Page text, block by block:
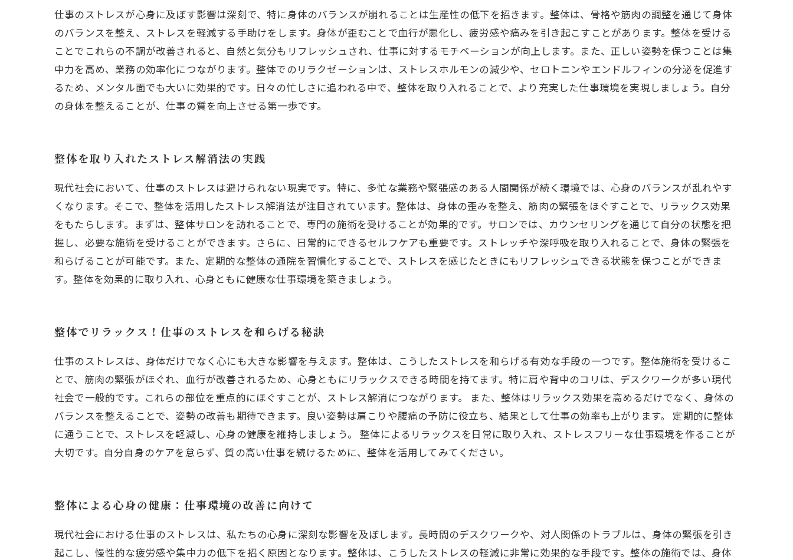
仕事のストレスが心身に及ぼす影響は深刻で、特に身体のバランスが崩れることは生産性の低下を招きます。整体は、骨格や筋肉の調整を通じて身体
のバランスを整え、ストレスを軽減する手助けをします。身体が歪むことで血行が悪化し、疲労感や痛みを引き起こすことがあります。整体を受ける
ことでこれらの不調が改善されると、自然と気分もリフレッシュされ、仕事に対するモチベーションが向上します。また、正しい姿勢を保つことは集
中力を高め、業務の効率化につながります。整体でのリラクゼーションは、ストレスホルモンの減少や、セロトニンやエンドルフィンの分泌を促進す
るため、メンタル面でも大いに効果的です。日々の忙しさに追われる中で、整体を取り入れることで、より充実した仕事環境を実現しましょう。自分
の身体を整えることが、仕事の質を向上させる第一歩です。
整体を取り入れたストレス解消法の実践
現代社会において、仕事のストレスは避けられない現実です。特に、多忙な業務や緊張感のある人間関係が続く環境では、心身のバランスが乱れやす
くなります。そこで、整体を活用したストレス解消法が注目されています。整体は、身体の歪みを整え、筋肉の緊張をほぐすことで、リラックス効果
をもたらします。まずは、整体サロンを訪れることで、専門の施術を受けることが効果的です。サロンでは、カウンセリングを通じて自分の状態を把
握し、必要な施術を受けることができます。さらに、日常的にできるセルフケアも重要です。ストレッチや深呼吸を取り入れることで、身体の緊張を
和らげることが可能です。また、定期的な整体の通院を習慣化することで、ストレスを感じたときにもリフレッシュできる状態を保つことができま
す。整体を効果的に取り入れ、心身ともに健康な仕事環境を築きましょう。
整体でリラックス！仕事のストレスを和らげる秘訣
仕事のストレスは、身体だけでなく心にも大きな影響を与えます。整体は、こうしたストレスを和らげる有効な手段の一つです。整体施術を受けるこ
とで、筋肉の緊張がほぐれ、血行が改善されるため、心身ともにリラックスできる時間を持てます。特に肩や背中のコリは、デスクワークが多い現代
社会で一般的です。これらの部位を重点的にほぐすことが、ストレス解消につながります。 また、整体はリラックス効果を高めるだけでなく、身体の
バランスを整えることで、姿勢の改善も期待できます。良い姿勢は肩こりや腰痛の予防に役立ち、結果として仕事の効率も上がります。 定期的に整体
に通うことで、ストレスを軽減し、心身の健康を維持しましょう。 整体によるリラックスを日常に取り入れ、ストレスフリーな仕事環境を作ることが
大切です。自分自身のケアを怠らず、質の高い仕事を続けるために、整体を活用してみてください。
整体による心身の健康：仕事環境の改善に向けて
現代社会における仕事のストレスは、私たちの心身に深刻な影響を及ぼします。長時間のデスクワークや、対人関係のトラブルは、身体の緊張を引き
起こし、慢性的な疲労感や集中力の低下を招く原因となります。整体は、こうしたストレスの軽減に非常に効果的な手段です。整体の施術では、身体